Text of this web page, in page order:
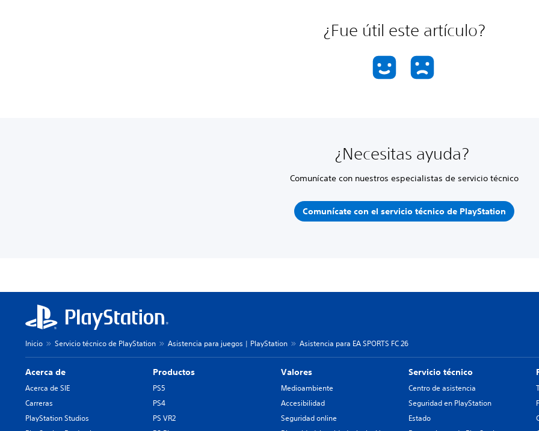
¿Fue útil este artículo?
¿Necesitas ayuda?
Comunícate con nuestros especialistas de servicio técnico
Comunícate con el servicio técnico de PlayStation
Inicio Servicio técnico de PlayStation Asistencia para juegos | PlayStation Asistencia para EA SPORTS FC 26
Acerca de
Acerca de SIE
Carreras
PlayStation Studios
Productos
PS5
PS4
PS VR2
Valores
Medioambiente
Accesibilidad
Seguridad online
Servicio técnico
Centro de asistencia
Seguridad en PlayStation
Estado